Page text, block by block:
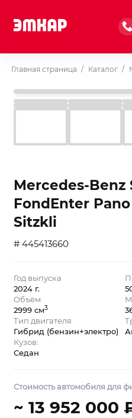
Главная страница / Каталог /
Mercedes-Benz
FondEnter
Sitzkli
# 445413660
Год выпуска
2024 г.
Объём
2999 см3
Тип двигателя
Гибрид (бензин+электро)
Кузов:
Седан
Стоимость автомобиля для
~ 13 952 000